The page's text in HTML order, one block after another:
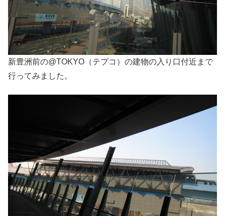
新豊洲前の@TOKYO（テプコ）の建物の入り口付近まで
行ってみました。